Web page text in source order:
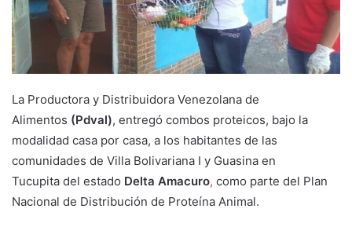
La Productora y Distribuidora Venezolana de
Alimentos (Pdval), entregó combos proteicos, bajo la
modalidad casa por casa, a los habitantes de las
comunidades de Villa Bolivariana I y Guasina en
Tucupita del estado Delta Amacuro, como parte del Plan
Nacional de Distribución de Proteína Animal.